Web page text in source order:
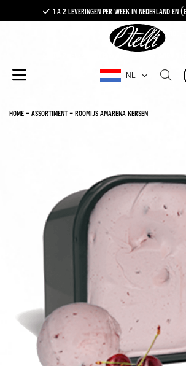
1 a 2 leveringen per week in nederland en
gratis levering vanaf €100,-
1 a 2 leveringen per week in nederland en
NL
home-assortiment-roomijs amarena kersen